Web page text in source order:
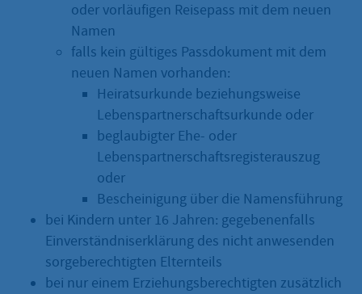
oder vorläufigen Reisepass mit dem neuen
Namen
falls kein gültiges Passdokument mit dem
neuen Namen vorhanden:
Heiratsurkunde beziehungsweise
Lebenspartnerschaftsurkunde oder
beglaubigter Ehe- oder
Lebenspartnerschaftsregisterauszug
oder
Bescheinigung über die Namensführung
bei Kindern unter 16 Jahren: gegebenenfalls
Einverständniserklärung des nicht anwesenden
sorgeberechtigten Elternteils
bei nur einem Erziehungsberechtigten zusätzlich